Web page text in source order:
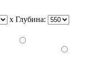
x Глубина: